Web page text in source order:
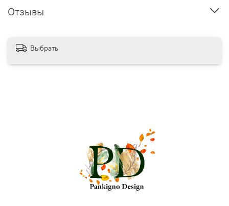
Отзывы
Выбрать